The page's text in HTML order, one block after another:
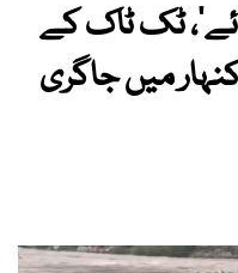
ٹک ٹاک کے
میں جاگری